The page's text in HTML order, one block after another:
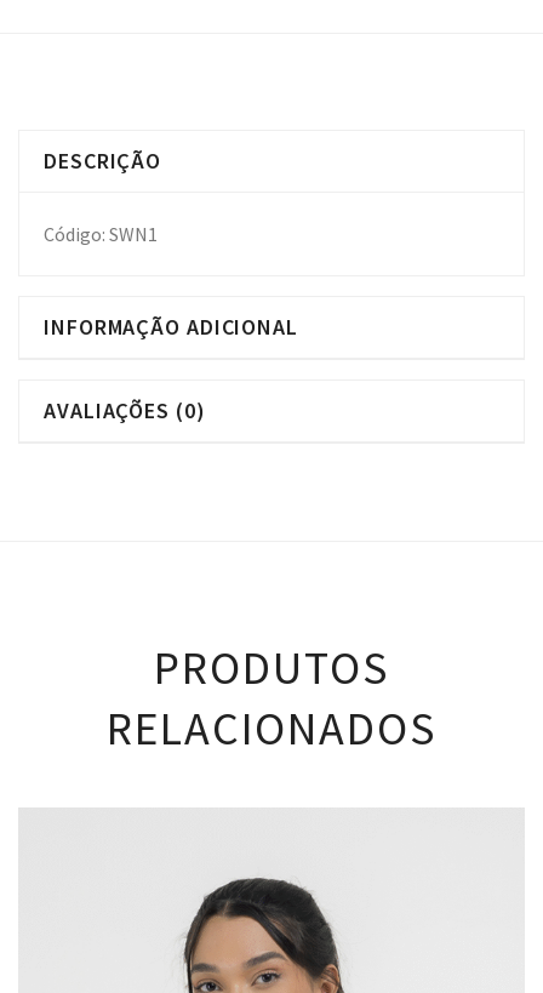
DESCRIÇÃO
Código: SWN1
INFORMAÇÃO ADICIONAL
AVALIAÇÕES (0)
PRODUTOS
RELACIONADOS